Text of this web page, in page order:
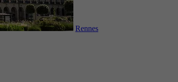
Rennes